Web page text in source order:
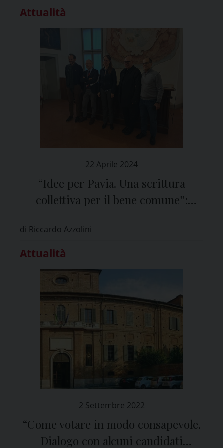
Attualità
22 Aprile 2024
“Idee per Pavia. Una scrittura
collettiva per il bene comune”:
alle elezioni
di Riccardo Azzolini
Attualità
2 Settembre 2022
“Come votare in modo consapevole.
Dialogo con alcuni candidati